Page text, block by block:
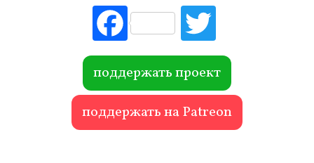
Fac
ebo
ok r
поддержать проект
поддержать на Patreon